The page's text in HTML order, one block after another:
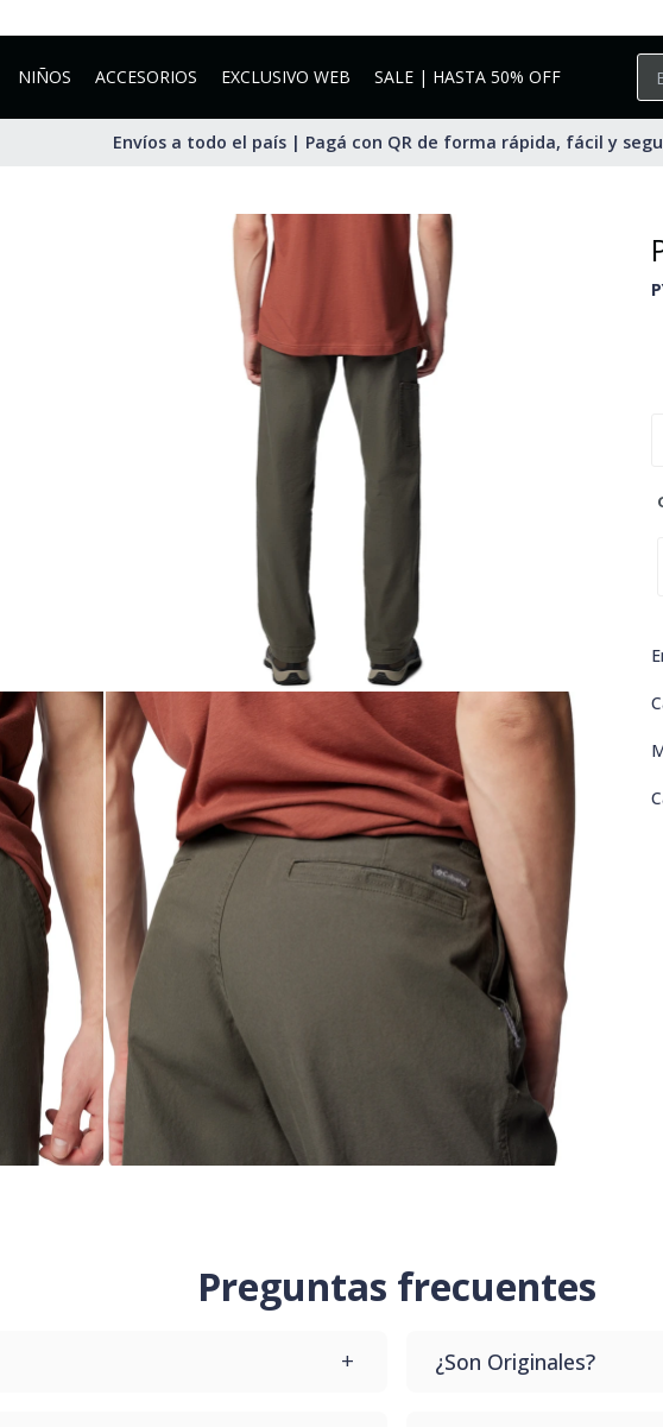
NIÑOS ACCESORIOS EXCLUSIVO WEB SALE | HASTA 50% OFF
Envíos a todo el país | Pagá con QR de forma rápida, fácil y
Preguntas frecuentes
¿Son Originales?